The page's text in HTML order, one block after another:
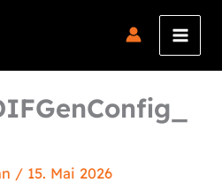
/ 15. Mai 2026